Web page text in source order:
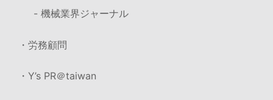
- 機械業界ジャーナル
・労務顧問
・Y’s PR＠taiwan